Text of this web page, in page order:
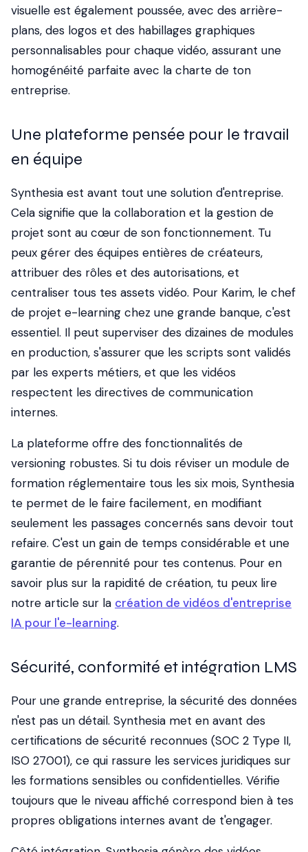
visuelle est également poussée, avec des arrière-
plans, des logos et des habillages graphiques
personnalisables pour chaque vidéo, assurant une
homogénéité parfaite avec la charte de ton
entreprise.
Une plateforme pensée pour le travail
en équipe
Synthesia est avant tout une solution d'entreprise.
Cela signifie que la collaboration et la gestion de
projet sont au cœur de son fonctionnement. Tu
peux gérer des équipes entières de créateurs,
attribuer des rôles et des autorisations, et
centraliser tous tes assets vidéo. Pour Karim, le chef
de projet e-learning chez une grande banque, c'est
essentiel. Il peut superviser des dizaines de modules
en production, s'assurer que les scripts sont validés
par les experts métiers, et que les vidéos
respectent les directives de communication
internes.
La plateforme offre des fonctionnalités de
versioning robustes. Si tu dois réviser un module de
formation réglementaire tous les six mois, Synthesia
te permet de le faire facilement, en modifiant
seulement les passages concernés sans devoir tout
refaire. C'est un gain de temps considérable et une
garantie de pérennité pour tes contenus. Pour en
savoir plus sur la rapidité de création, tu peux lire
notre article sur la création de vidéos d'entreprise
IA pour l'e-learning.
Sécurité, conformité et intégration LMS
Pour une grande entreprise, la sécurité des données
n'est pas un détail. Synthesia met en avant des
certifications de sécurité reconnues (SOC 2 Type II,
ISO 27001), ce qui rassure les services juridiques sur
les formations sensibles ou confidentielles. Vérifie
toujours que le niveau affiché correspond bien à tes
propres obligations internes avant de t'engager.